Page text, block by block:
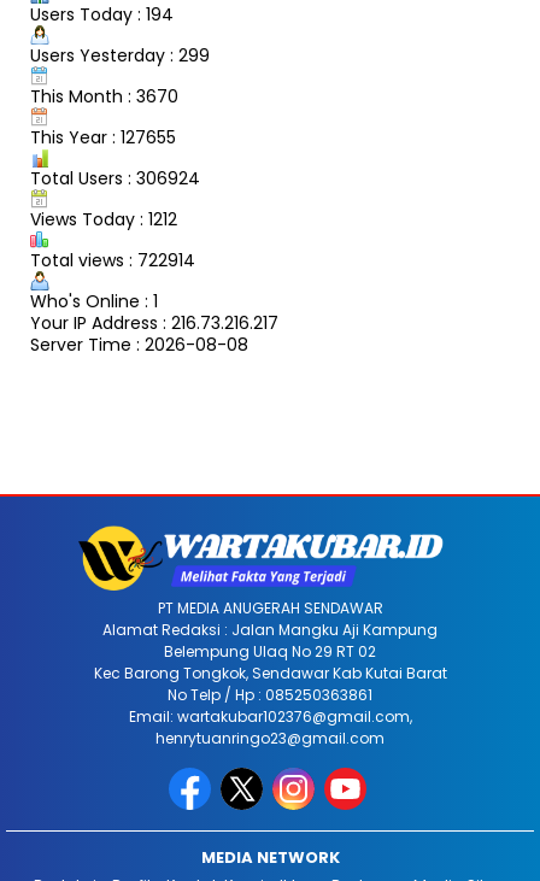
Users Today : 194
Users Yesterday : 299
This Month : 3670
This Year : 127655
Total Users : 306924
Views Today : 1212
Total views : 722914
Who's Online : 1
Your IP Address : 216.73.216.217
Server Time : 2026-08-08
PT MEDIA ANUGERAH SENDAWAR
Alamat Redaksi : Jalan Mangku Aji Kampung
Belempung Ulaq No 29 RT 02
Kec Barong Tongkok, Sendawar Kab Kutai Barat
No Telp / Hp : 085250363861
Email: wartakubar102376@gmail.com,
henrytuanringo23@gmail.com
MEDIA NETWORK